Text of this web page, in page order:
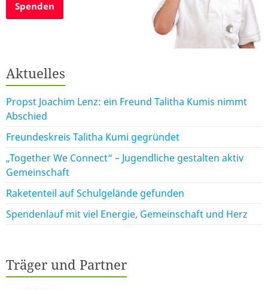
Spenden
Aktuelles
Propst Joachim Lenz: ein Freund Talitha Kumis nimmt
Abschied
Freundeskreis Talitha Kumi gegründet
„Together We Connect“ – Jugendliche gestalten aktiv
Gemeinschaft
Raketenteil auf Schulgelände gefunden
Spendenlauf mit viel Energie, Gemeinschaft und Herz
Träger und Partner